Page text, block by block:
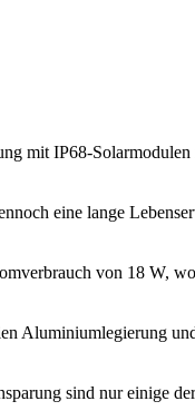
mit IP68-
eine lange
von 18 W,
Aluminiumlegierung
sind nur einige